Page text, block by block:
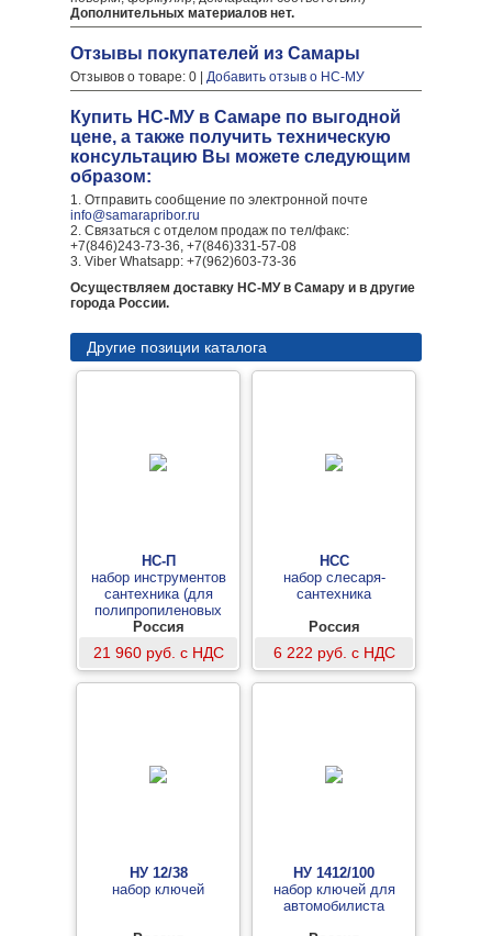
Дополнительных материалов нет.
Отзывы покупателей из Самары
Отзывов о товаре: 0 | Добавить отзыв о НС-МУ
Купить НС-МУ в Самаре по выгодной
цене, а также получить техническую
консультацию Вы можете следующим
образом:
1. Отправить сообщение по электронной почте
info@samarapribor.ru
2. Связаться с отделом продаж по тел/факс:
+7(846)243-73-36, +7(846)331-57-08
3. Viber Whatsapp: +7(962)603-73-36
Осуществляем доставку НС-МУ в Самару и в другие
города России.
Другие позиции каталога
НС-П
набор инструментов
сантехника (для
полипропиленовых
труб)
Россия
21 960 руб. с НДС
НСС
набор слесаря-
сантехника
Россия
6 222 руб. с НДС
НУ 12/38
набор ключей
НУ 1412/100
набор ключей для
автомобилиста